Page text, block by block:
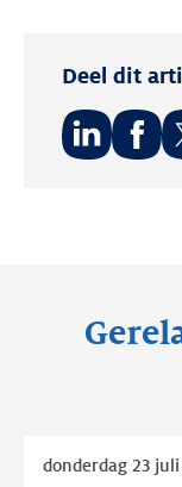
Deel dit
donderdag 23